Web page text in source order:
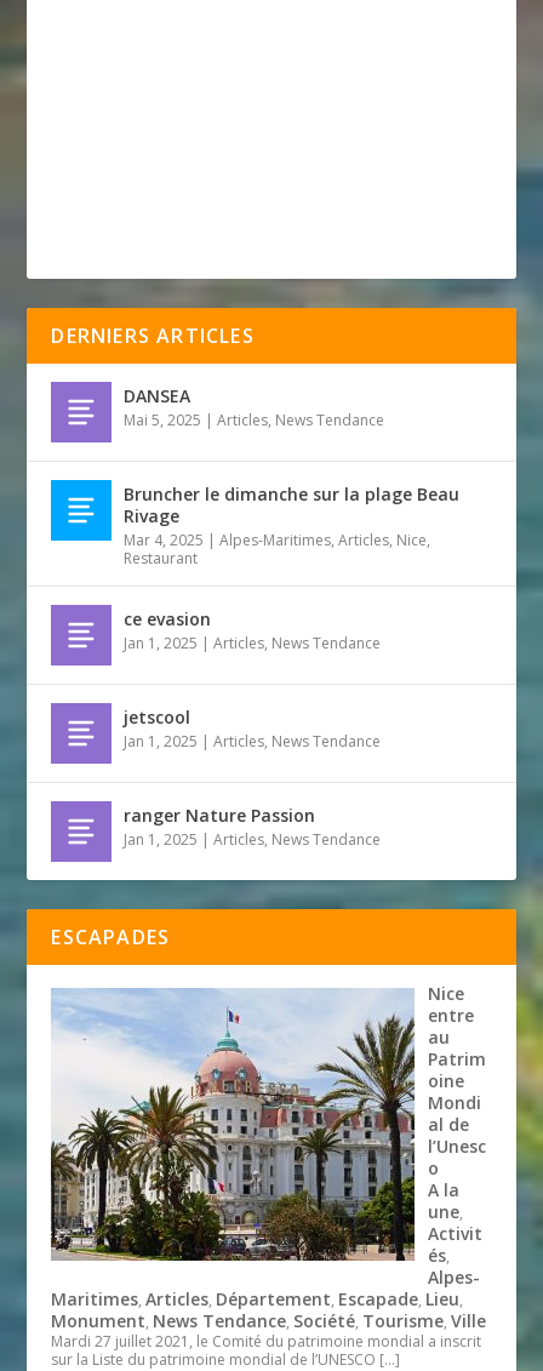
DERNIERS ARTICLES
DANSEA
Mai 5, 2025 |Articles, News Tendance
Bruncher le dimanche sur la plage Beau
Rivage
Mar 4, 2025 |Alpes-Maritimes,Articles, Nice,
Restaurant
ce evasion
Jan 1, 2025 |Articles, News Tendance
jetscool
Jan 1, 2025 |Articles, News Tendance
ranger Nature Passion
Jan 1, 2025 |Articles, News Tendance
ESCAPADES
Nice
entre
au
Patrim
oine
Mondi
al de
l’Unesc
o
A la
une,
Activit
és,
Alpes-
Maritimes,Articles, Département, Escapade, Lieu,
Monument, News Tendance, Société, Tourisme,Ville
Mardi 27 juillet 2021, le Comité du patrimoine mondial a inscrit
sur la Liste du patrimoine mondial de l’UNESCO […]